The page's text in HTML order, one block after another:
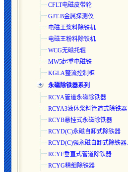
CFLT电磁皮带轮
GJT-B金属探测仪
电磁王浆料除铁机
电磁王粉料除铁机
WCG无磁托辊
MW5起重电磁铁
KGLA整流控制柜
永磁除铁器系列
RCYA管道永磁除铁器
RCYA3液体浆料管道式除铁器
RCYB悬挂式永磁除铁器
RCYD(C)永磁自卸式除铁器
RCYD(C)强永磁自卸式除铁器.
RCYF垂直式管道除铁器
RCYG精细除铁器